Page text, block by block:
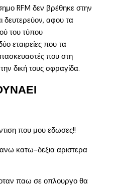
RFM δεν βρέθηκε στην
δευτερεύον, αφου τα
του τύπου
εταιρείες που τα
που στη
δική τους σφραγίδα.
που μου εδωσες!!
κατω-δεξια αριστερα
παω σε οπλουργο θα